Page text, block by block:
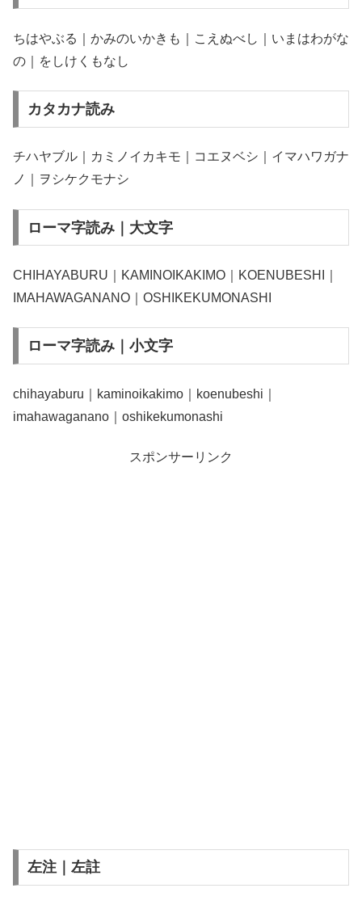
ちはやぶる｜かみのいかきも｜こえぬべし｜いまはわがな
の｜をしけくもなし
カタカナ読み
チハヤブル｜カミノイカキモ｜コエヌベシ｜イマハワガナ
ノ｜ヲシケクモナシ
ローマ字読み｜大文字
CHIHAYABURU｜KAMINOIKAKIMO｜KOENUBESHI｜
IMAHAWAGANANO｜OSHIKEKUMONASHI
ローマ字読み｜小文字
chihayaburu｜kaminoikakimo｜koenubeshi｜
imahawaganano｜oshikekumonashi
スポンサーリンク
左注｜左註